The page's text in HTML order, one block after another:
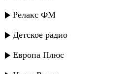
Релакс ФМ
Детское радио
Европа Плюс
Багавудин Ибрагимов -